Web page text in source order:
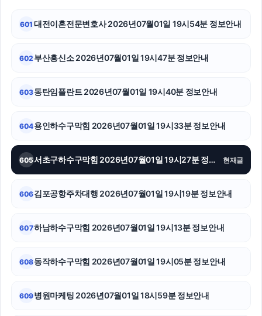
용인형사변호사
부산흥신소
청주이혼전문변호사
수원이혼전문변호사
구로구하수구막힘
중랑구하수구막힘
601 대전이혼전문변호사 2026년07월01일 19시54분 정보안내
602 부산흥신소 2026년07월01일 19시47분 정보안내
603동탄임플란트 2026년07월01일 19시40분 정보안내
604용인하수구막힘 2026년07월01일 19시33분 정보안내
605 서초구하수구막힘 2026년07월01일 19시27분 정보안내 현재글
606김포공항주차대행 2026년07월01일 19시19분 정보안내
607하남하수구막힘 2026년07월01일 19시13분 정보안내
608동작하수구막힘 2026년07월01일 19시05분 정보안내
609병원마케팅 2026년07월01일 18시59분 정보안내